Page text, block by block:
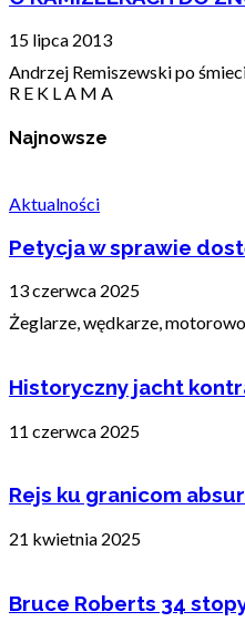
15 lipca 2013
Andrzej Remiszewski po
R E K L A M A
Najnowsze
Aktualności
Petycja w sprawie
13 czerwca 2025
Żeglarze, wędkarze,
Historyczny jacht
11 czerwca 2025
Rejs ku granicom
21 kwietnia 2025
Bruce Roberts 34